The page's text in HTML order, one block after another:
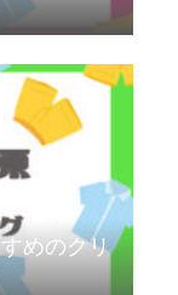
めのクリ